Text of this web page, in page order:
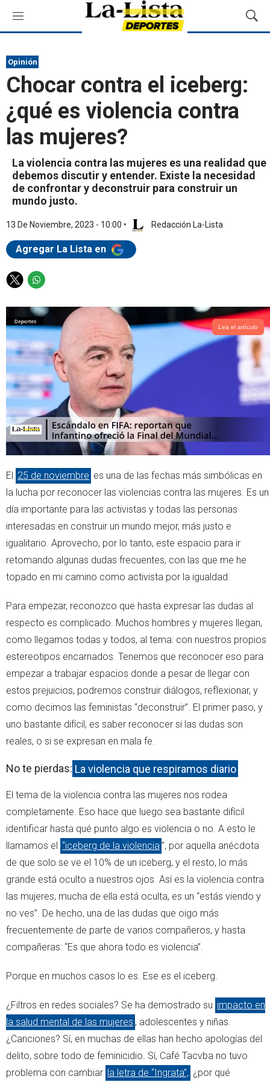
M
e
ú
M
o
u
e
Opinión
Chocar contra el iceberg:
¿qué es violencia contra
las mujeres?
La violencia contra las mujeres es una realidad que
debemos discutir y entender. Existe la necesidad
de confrontar y deconstruir para construir un
mundo justo.
13 De Noviembre, 2023 - 10:00 • Redacción La-Lista
Agregar La Lista en
T
i
t
e
r
W
a
t
s
a
p
p
Lea el artículo
El 25 de noviembre es una de las fechas más simbólicas en
la lucha por reconocer las violencias contra las mujeres. Es un
día importante para las activistas y todas las personas
interesadas en construir un mundo mejor, más justo e
igualitario. Aprovecho, por lo tanto, este espacio para ir
retomando algunas dudas frecuentes, con las que me he
topado en mi camino como activista por la igualdad.
Para empezar, reconozco que hasta expresar las dudas al
respecto es complicado. Muchos hombres y mujeres llegan,
como llegamos todas y todos, al tema: con nuestros propios
estereotipos encarnados. Tenemos que reconocer eso para
empezar a trabajar espacios donde a pesar de llegar con
estos prejuicios, podremos construir diálogos, reflexionar, y
como decimos las feministas “deconstruir”. El primer paso, y
uno bastante difícil, es saber reconocer si las dudas son
reales, o si se expresan en mala fe.
No te pierdas: La violencia que respiramos diario
El tema de la violencia contra las mujeres nos rodea
completamente. Eso hace que luego sea bastante difícil
identificar hasta qué punto algo es violencia o no. A esto le
llamamos el
“iceberg de la violencia”, por aquella anécdota
de que solo se ve el 10% de un iceberg, y el resto, lo más
grande está oculto a nuestros ojos. Así es la violencia contra
las mujeres, mucha de ella está oculta, es un “estás viendo y
no ves”. De hecho, una de las dudas que oigo más
frecuentemente de parte de varios compañeros, y hasta
compañeras: “Es que ahora todo es violencia”.
Porque en muchos casos lo es. Ese es el iceberg.
¿Filtros en redes sociales? Se ha demostrado su impacto en
la salud mental de las mujeres , adolescentes y niñas.
¿Canciones? Sí, en muchas de ellas han hecho apologías del
delito, sobre todo de feminicidio. Sí, Café Tacvba no tuvo
problema con cambiar la letra de “Ingrata”, ¿por qué